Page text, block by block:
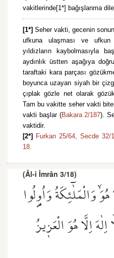
vakitlerinde[1*] bağışlanma
[1*] Seher vakti, gecenin
ufkuna ulaşması ve ufkun
yıldızların kaybolmasıyla
aydınlık üstten aşağıya
taraftaki kara parçası
boyunca uzayan siyah bir
çıplak gözle net olarak
Tam bu vakitte seher vakti
vakti başlar (Bakara 2/187).
vaktidir.
[2*]
Furkan 25/64, Secde 32/
18.
(Âl-i İmrân 3/18)
هُوَۙ وَالْمَلٰٓئِكَةُ وَاُو۬لُوا
اِلَّا هُوَ الْعَز۪يزُ